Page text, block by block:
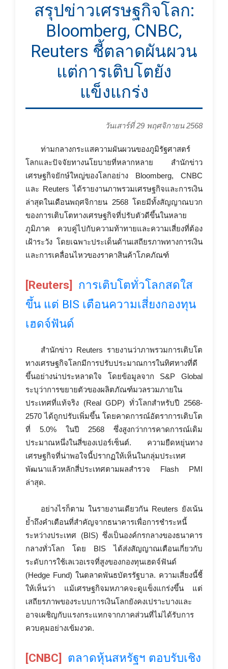
สรุปข่าวเศรษฐกิจโลก:
Bloomberg, CNBC,
Reuters ชี้ตลาดผันผวน
แต่การเติบโตยัง
แข็งแกร่ง
วันเสาร์ที่ 29 พฤศจิกายน 2568
ท่ามกลางกระแสความผันผวนของภูมิรัฐศาสตร์
โลกและปัจจัยทางนโยบายที่หลากหลาย สำนักข่าว
เศรษฐกิจยักษ์ใหญ่ของโลกอย่าง Bloomberg, CNBC
และ Reuters ได้รายงานภาพรวมเศรษฐกิจและการเงิน
ล่าสุดในเดือนพฤศจิกายน 2568 โดยมีทั้งสัญญาณบวก
ของการเติบโตทางเศรษฐกิจที่ปรับตัวดีขึ้นในหลาย
ภูมิภาค ควบคู่ไปกับความท้าทายและความเสี่ยงที่ต้อง
เฝ้าระวัง โดยเฉพาะประเด็นด้านเสถียรภาพทางการเงิน
และการเคลื่อนไหวของราคาสินค้าโภคภัณฑ์
[Reuters]
การเติบโตทั่วโลกสดใส
ขึ้น แต่ BIS เตือนความเสี่ยงกองทุน
เฮดจ์ฟันด์
สำนักข่าว Reuters รายงานว่าภาพรวมการเติบโต
ทางเศรษฐกิจโลกมีการปรับประมาณการในทิศทางที่ดี
ขึ้นอย่างน่าประหลาดใจ โดยข้อมูลจาก S&P Global
ระบุว่าการขยายตัวของผลิตภัณฑ์มวลรวมภายใน
ประเทศที่แท้จริง (Real GDP) ทั่วโลกสำหรับปี 2568-
2570 ได้ถูกปรับเพิ่มขึ้น โดยคาดการณ์อัตราการเติบโต
ที่ 5.0% ในปี 2568 ซึ่งสูงกว่าการคาดการณ์เดิม
ประมาณหนึ่งในสี่ของเปอร์เซ็นต์. ความยืดหยุ่นทาง
เศรษฐกิจที่น่าพอใจนี้ปรากฏให้เห็นในกลุ่มประเทศ
พัฒนาแล้วหลักสี่ประเทศตามผลสำรวจ Flash PMI
ล่าสุด.
อย่างไรก็ตาม ในรายงานเดียวกัน Reuters ยังเน้น
ย้ำถึงคำเตือนที่สำคัญจากธนาคารเพื่อการชำระหนี้
ระหว่างประเทศ (BIS) ซึ่งเป็นองค์กรกลางของธนาคาร
กลางทั่วโลก โดย BIS ได้ส่งสัญญาณเตือนเกี่ยวกับ
ระดับการใช้เลเวอเรจที่สูงของกองทุนเฮดจ์ฟันด์
(Hedge Fund) ในตลาดพันธบัตรรัฐบาล. ความเสี่ยงนี้ชี้
ให้เห็นว่า แม้เศรษฐกิจมหภาคจะดูแข็งแกร่งขึ้น แต่
เสถียรภาพของระบบการเงินโลกยังคงเปราะบางและ
อาจเผชิญกับแรงกระแทกจากภาคส่วนที่ไม่ได้รับการ
ควบคุมอย่างเข้มงวด.
[CNBC]
ตลาดหุ้นสหรัฐฯ ตอบรับเชิง